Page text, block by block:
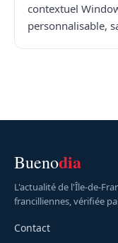
contextuel
personnalisable,
Buenodia
L'actualité de l'Île-de-
francilliennes, vérifiée
Contact